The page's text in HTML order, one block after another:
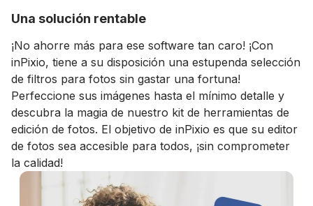
Una solución rentable
¡No ahorre más para ese software tan caro! ¡Con
inPixio, tiene a su disposición una estupenda selección
de filtros para fotos sin gastar una fortuna!
Perfeccione sus imágenes hasta el mínimo detalle y
descubra la magia de nuestro kit de herramientas de
edición de fotos. El objetivo de inPixio es que su editor
de fotos sea accesible para todos, ¡sin comprometer
la calidad!